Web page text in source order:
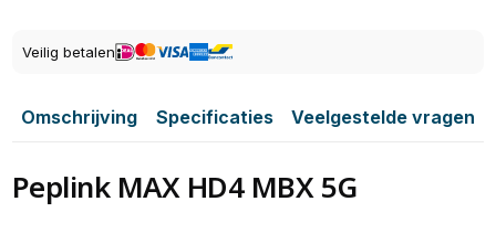
Veilig betalen
Omschrijving Specificaties Veelgestelde vragen
Peplink MAX HD4 MBX 5G